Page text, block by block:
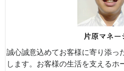
誠心誠意込めてお客様に寄り添っ
します。お客様の生活を支えるホ